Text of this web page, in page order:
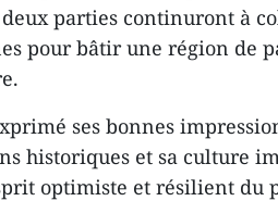
parties continuront à
pour bâtir une région de
ses bonnes
historiques et sa culture
optimiste et résilient du